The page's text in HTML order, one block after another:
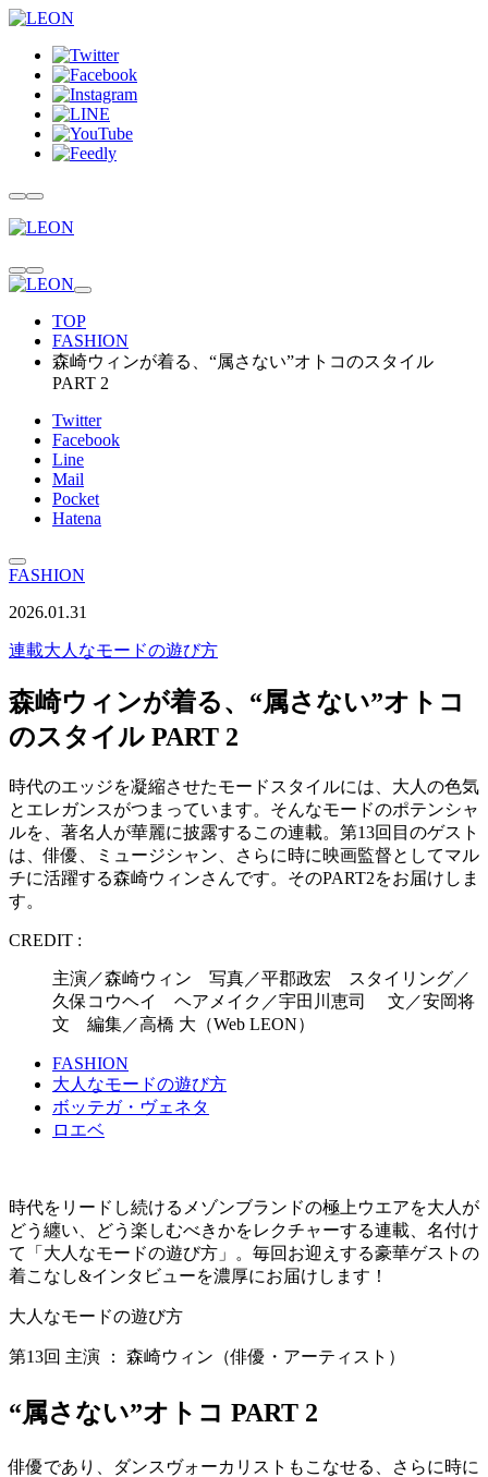
TOP
FASHION
森崎ウィンが着る、“属さない”オトコのスタイル
PART 2
Twitter
Facebook
Line
Mail
Pocket
Hatena
FASHION
2026.01.31
連載大人なモードの遊び方
森崎ウィンが着る、“属さない”オトコ
のスタイル PART 2
時代のエッジを凝縮させたモードスタイルには、大人の色気
とエレガンスがつまっています。そんなモードのポテンシャ
ルを、著名人が華麗に披露するこの連載。第13回目のゲスト
は、俳優、ミュージシャン、さらに時に映画監督としてマル
チに活躍する森崎ウィンさんです。そのPART2をお届けしま
す。
CREDIT :
主演／森崎ウィン 写真／平郡政宏 スタイリング／
久保コウヘイ ヘアメイク／宇田川恵司 文／安岡将
文 編集／高橋 大（Web LEON）
FASHION
大人なモードの遊び方
ボッテガ・ヴェネタ
ロエベ
時代をリードし続けるメゾンブランドの極上ウエアを大人が
どう纏い、どう楽しむべきかをレクチャーする連載、名付け
て「大人なモードの遊び方」。毎回お迎えする豪華ゲストの
着こなし&インタビューを濃厚にお届けします！
大人なモードの遊び方
第13回 主演 ： 森崎ウィン（俳優・アーティスト）
“属さない”オトコ PART 2
俳優であり、ダンスヴォーカリストもこなせる、さらに時に